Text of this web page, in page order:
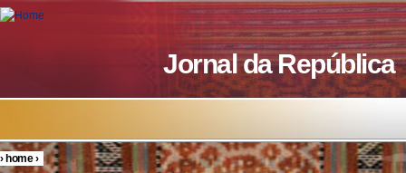
Skip to main content
Jornal da República
You are here
›home›